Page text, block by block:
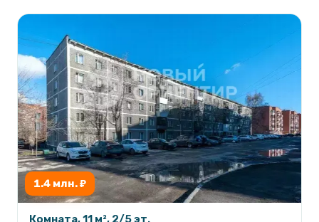
1.4 млн. ₽
Комната, 11 м², 2/5 эт.